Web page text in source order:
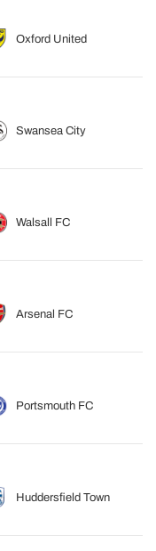
Oxford United
Swansea City
Walsall FC
Arsenal FC
Portsmouth FC
Huddersfield Town